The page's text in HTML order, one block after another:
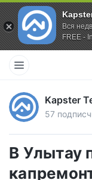
Вся
FREE -
Kapster
57
В Улытау